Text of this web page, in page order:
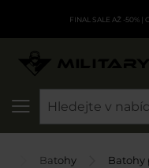
FINAL SALE AŽ -50%|
Batohy Batohy